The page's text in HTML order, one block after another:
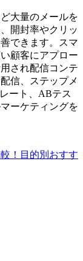
大量のメールを
開封率やクリッ
できます。スマ
顧客にアプロー
され配信コンテ
信、ステップメ
ート、ABテス
ーケティングを
！目的別おすす